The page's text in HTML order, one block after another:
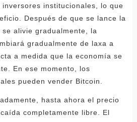
institucionales, lo que
Después de que se lance la
alivie gradualmente, la
gradualmente de laxa a
a medida que la economía se
En ese momento, los
pueden vender Bitcoin.
hasta ahora el precio
completamente libre. El